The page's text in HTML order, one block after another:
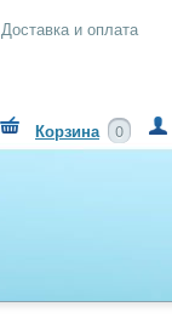
Доставка и оплата
Корзина 0